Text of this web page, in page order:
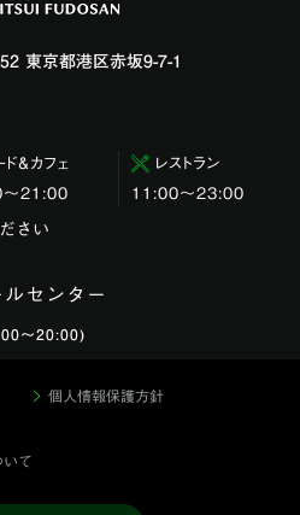
東京都港区赤坂9-7-1
ド＆カフェ
21:00
レストラン
11:00〜23:00
さい
センター
〜20:00)
個人情報保護方針
て